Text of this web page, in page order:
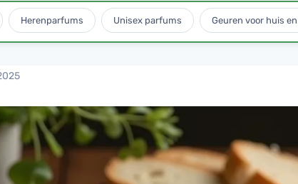
Herenparfums Unisex parfums Geuren voor huis